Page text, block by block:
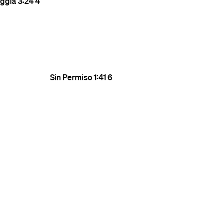
Sin Permiso1:416